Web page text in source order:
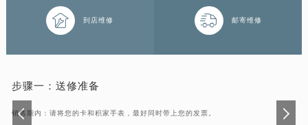
 到店维修  邮寄维修
步骤一： 送修准备
销售期内：请将您的卡和积家手表，最好同时带上您的发票。